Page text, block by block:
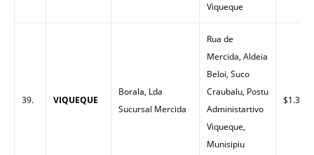
Viqueque
39. VIQUEQUE
Borala, Lda
Sucursal Mercida
Rua de
Mercida, Aldeia
Beloi, Suco
Craubalu, Postu
Administartivo
Viqueque,
Munisipiu
$1.34